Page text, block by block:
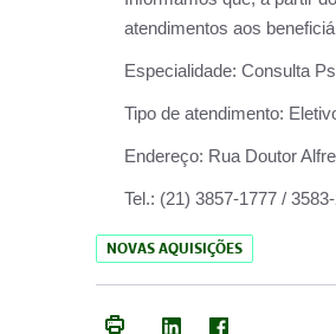
atendimentos aos
Especialidade: Consulta
Tipo de atendimento:
Endereço: Rua Doutor
Tel.: (21) 3857-1777 /
NOVAS AQUISIÇÕES